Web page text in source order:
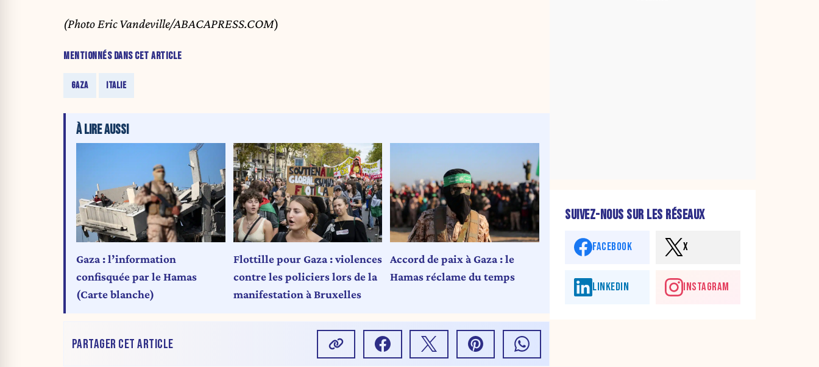
(Photo Eric Vandeville/ABACAPRESS.COM)
MENTIONNÉS DANS CET ARTICLE
GAZA ITALIE
À LIRE AUSSI
Gaza : l’information
confisquée par le Hamas
(Carte blanche)
Flottille pour Gaza : violences
contre les policiers lors de la
manifestation à Bruxelles
Accord de paix à Gaza : le
Hamas réclame du temps
PARTAGER CET ARTICLE
SUIVEZ-NOUS SUR LES RÉSEAUX
FACEBOOK X
LINKEDIN INSTAGRAM